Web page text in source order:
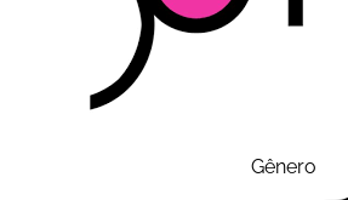
Gênero